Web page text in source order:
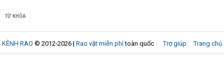
TỪ KHÓA
Trợ giúp Trang chủ
KÊNH RAO © 2012-2026 | Rao vặt miễn phítoàn quốc